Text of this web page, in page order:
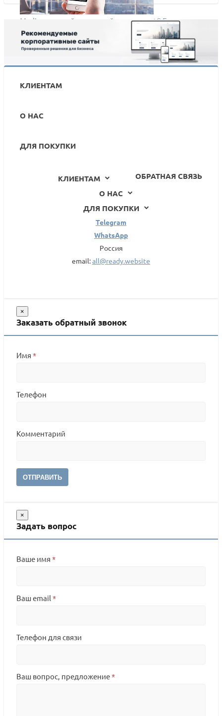
Media - готовый новостной портал на 1С-Битрикс от
АЛЬФА Системс
КЛИЕНТАМ
О НАС
ДЛЯ ПОКУПКИ
ОБРАТНАЯ СВЯЗЬ
КЛИЕНТАМ
О НАС
ДЛЯ ПОКУПКИ
Telegram
WhatsApp
Россия
email:all@ready.website
×
Заказать обратный звонок
Имя *
Телефон
Комментарий
ОТПРАВИТЬ
×
Задать вопрос
Ваше имя *
Ваш email *
Телефон для связи
Ваш вопрос, предложение*